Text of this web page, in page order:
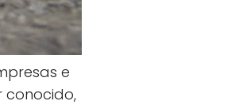
e
conocido,